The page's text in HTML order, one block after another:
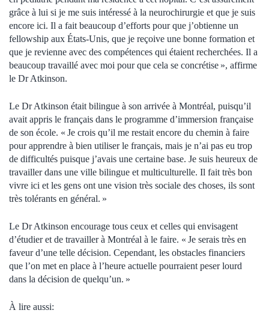
grâce à lui si je me suis intéressé à la neurochirurgie et que je suis
encore ici. Il a fait beaucoup d’efforts pour que j’obtienne un
fellowship aux États-Unis, que je reçoive une bonne formation et
que je revienne avec des compétences qui étaient recherchées. Il a
beaucoup travaillé avec moi pour que cela se concrétise », affirme
le Dr Atkinson.
Le Dr Atkinson était bilingue à son arrivée à Montréal, puisqu’il
avait appris le français dans le programme d’immersion française
de son école. « Je crois qu’il me restait encore du chemin à faire
pour apprendre à bien utiliser le français, mais je n’ai pas eu trop
de difficultés puisque j’avais une certaine base. Je suis heureux de
travailler dans une ville bilingue et multiculturelle. Il fait très bon
vivre ici et les gens ont une vision très sociale des choses, ils sont
très tolérants en général. »
Le Dr Atkinson encourage tous ceux et celles qui envisagent
d’étudier et de travailler à Montréal à le faire. « Je serais très en
faveur d’une telle décision. Cependant, les obstacles financiers
que l’on met en place à l’heure actuelle pourraient peser lourd
dans la décision de quelqu’un. »
À lire aussi: